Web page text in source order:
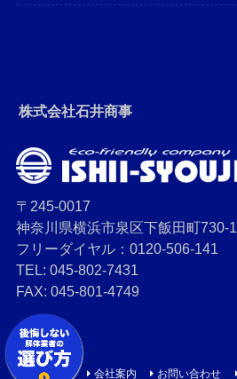
株式会社石井商事
〒245-0017
神奈川県横浜市泉区下飯田町730-1
フリーダイヤル：0120-506-141
TEL: 045-802-7431
FAX: 045-801-4749
会社案内 お問い合わせ